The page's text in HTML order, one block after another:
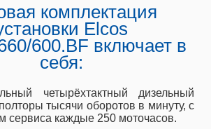
комплектация
Elcos
600.BF включает в
себя:
четырёхтактный дизельный
тысячи оборотов в минуту, с
сервиса каждые 250 моточасов.